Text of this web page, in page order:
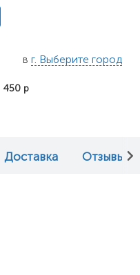
в г. Выберите город
450 р
Доставка Отзывы (0)